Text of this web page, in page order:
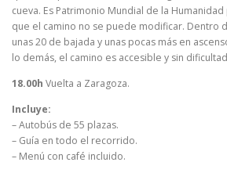
cueva. Es Patrimonio Mundial de la Humanidad
que el camino no se puede modificar. Dentro
unas 20 de bajada y unas pocas más en
lo demás, el camino es accesible y sin
18.00h Vuelta a Zaragoza.
Incluye:
– Autobús de 55 plazas.
– Guía en todo el recorrido.
– Menú con café incluido.